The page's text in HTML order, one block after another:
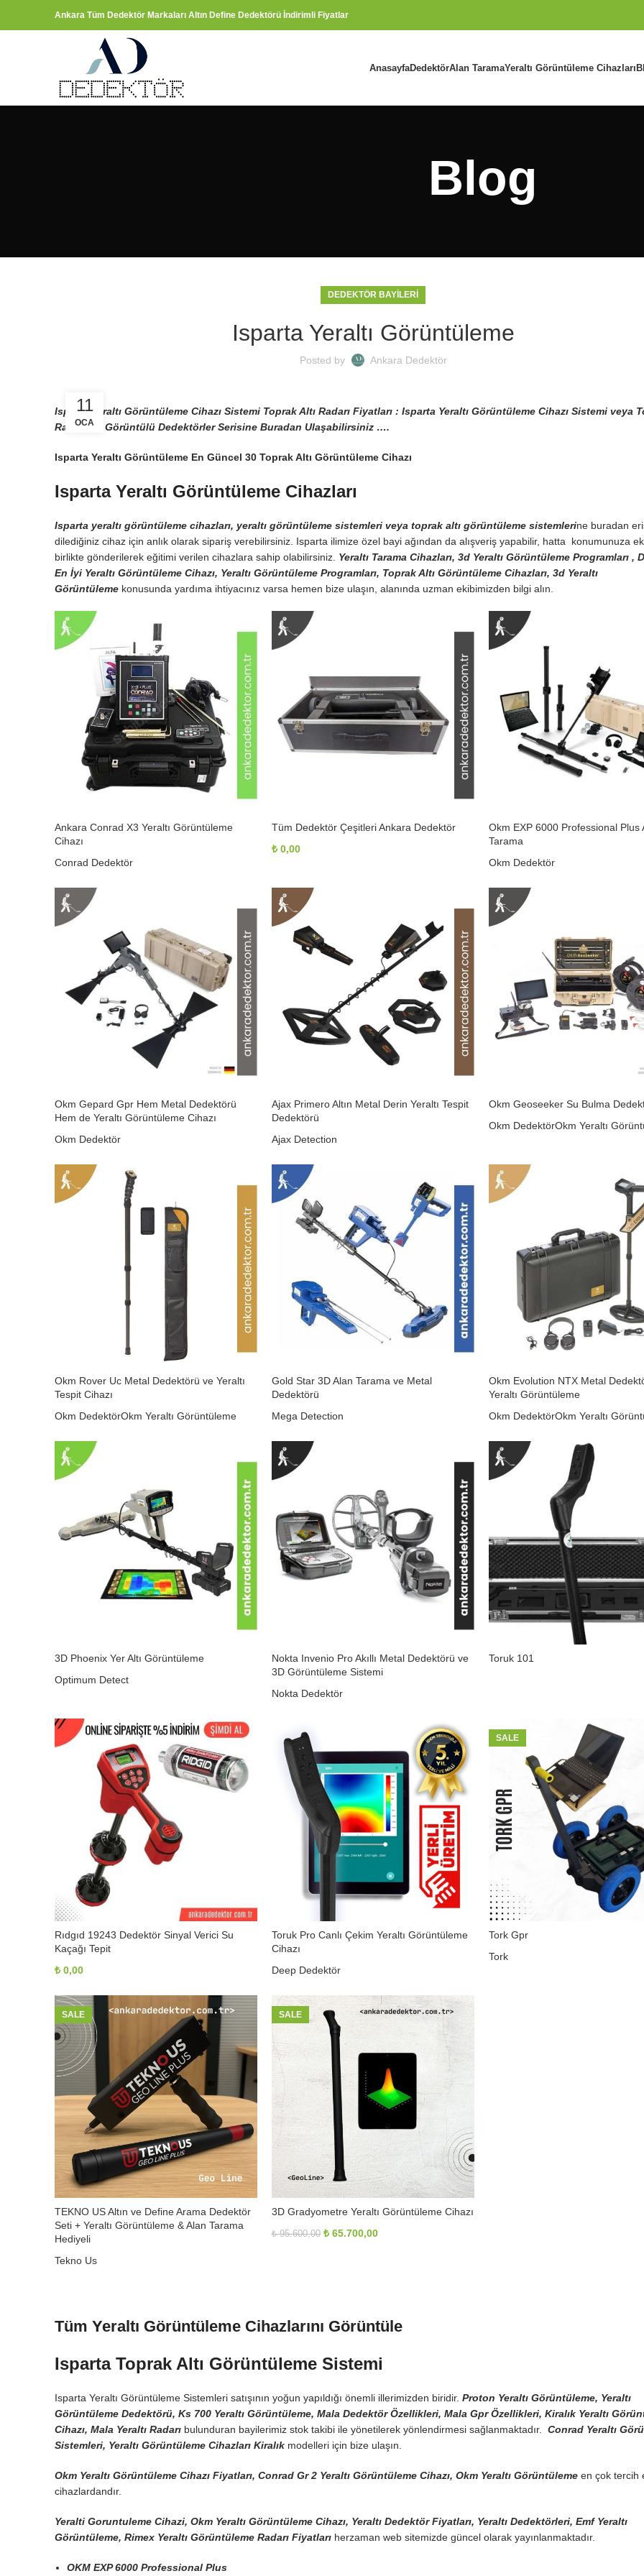
Ankara Tüm Dedektör Markaları Altın Define Dedektörü İndirimli Fiyatlar
AnasayfaDedektörAlan TaramaYeraltı Görüntüleme Cihazları
Blog
DEDEKTÖR BAYILERI
Isparta Yeraltı Görüntüleme
Posted by Ankara Dedektör
11
OCA
Isparta Yeraltı Görüntüleme Cihazı Sistemi Toprak Altı Radarı Fiyatları : Isparta Yeraltı Görüntüleme Cihazı Sistemi veya
Radarı 3D Görüntülü Dedektörler Serisine Buradan Ulaşabilirsiniz ….
Isparta Yeraltı Görüntüleme En Güncel 30 Toprak Altı Görüntüleme Cihazı
Isparta Yeraltı Görüntüleme Cihazları
Isparta yeraltı görüntüleme cihazları, yeraltı görüntüleme sistemleri veya toprak altı görüntüleme sistemlerine buradan
dilediğiniz cihaz için anlık olarak sipariş verebilirsiniz. Isparta ilimize özel bayi ağından da alışveriş yapabilir, hatta konumunuza
birlikte gönderilerek eğitimi verilen cihazlara sahip olabilirsiniz. Yeraltı Tarama Cihazları, 3d Yeraltı Görüntüleme Programları ,
En İyi Yeraltı Görüntüleme Cihazı, Yeraltı Görüntüleme Programları, Toprak Altı Görüntüleme Cihazları, 3d Yeraltı
Görüntüleme konusunda yardıma ihtiyacınız varsa hemen bize ulaşın, alanında uzman ekibimizden bilgi alın.
Ankara Conrad X3 Yeraltı Görüntüleme
Cihazı
Conrad Dedektör
Tüm Dedektör Çeşitleri Ankara Dedektör
₺ 0,00
Okm EXP 6000 Professional Plus
Tarama
Okm Dedektör
Okm Gepard Gpr Hem Metal Dedektörü
Hem de Yeraltı Görüntüleme Cihazı
Okm Dedektör
Ajax Primero Altın Metal Derin Yeraltı Tespit
Dedektörü
Ajax Detection
Okm Geoseeker Su Bulma
Okm DedektörOkm Yeraltı
Okm Rover Uc Metal Dedektörü ve Yeraltı
Tespit Cihazı
Okm DedektörOkm Yeraltı Görüntüleme
Gold Star 3D Alan Tarama ve Metal
Dedektörü
Mega Detection
Okm Evolution NTX Metal
Yeraltı Görüntüleme
Okm DedektörOkm Yeraltı
3D Phoenix Yer Altı Görüntüleme
Optimum Detect
Nokta Invenio Pro Akıllı Metal Dedektörü ve
3D Görüntüleme Sistemi
Nokta Dedektör
Toruk 101
Rıdgıd 19243 Dedektör Sinyal Verici Su
Kaçağı Tepit
₺ 0,00
Toruk Pro Canlı Çekim Yeraltı Görüntüleme
Cihazı
Deep Dedektör
SALE
Tork Gpr
Tork
SALE
TEKNO US Altın ve Define Arama Dedektör
Seti + Yeraltı Görüntüleme & Alan Tarama
Hediyeli
Tekno Us
₺ 120.000,00.fiyat:
SALE
3D Gradyometre Yeraltı Görüntüleme Cihazı
₺95.600,00 Orijinal
₺ 65.700,00Şu
Tüm Yeraltı Görüntüleme Cihazlarını Görüntüle
Isparta Toprak Altı Görüntüleme Sistemi
Isparta Yeraltı Görüntüleme Sistemleri satışının yoğun yapıldığı önemli illerimizden biridir. Proton Yeraltı Görüntüleme, Yeraltı
Görüntüleme Dedektörü, Ks 700 Yeraltı Görüntüleme, Mala Dedektör Özellikleri, Mala Gpr Özellikleri, Kiralık Yeraltı
Cihazı, Mala Yeraltı Radarı bulunduran bayilerimiz stok takibi ile yönetilerek yönlendirmesi sağlanmaktadır. Conrad Yeraltı
Sistemleri, Yeraltı Görüntüleme Cihazları Kiralık modelleri için bize ulaşın.
Okm Yeraltı Görüntüleme Cihazı Fiyatları, Conrad Gr 2 Yeraltı Görüntüleme Cihazı, Okm Yeraltı Görüntüleme en çok tercih
cihazlardandır.
Yeralti Goruntuleme Cihazi, Okm Yeraltı Görüntüleme Cihazı, Yeraltı Dedektör Fiyatları, Yeraltı Dedektörleri, Emf Yeraltı
Görüntüleme, Rimex Yeraltı Görüntüleme Radarı Fiyatları herzaman web sitemizde güncel olarak yayınlanmaktadır.
OKM EXP 6000 Professional Plus